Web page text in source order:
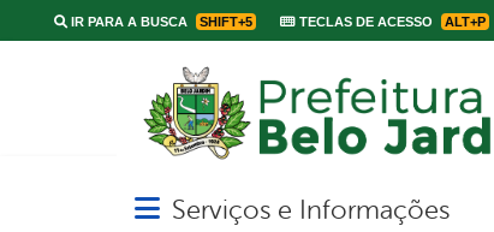
IR PARA A BUSCA SHIFT+5 TECLAS DE ACESSO ALT+P
Abrir menu principal de navegação
Serviços e Informações